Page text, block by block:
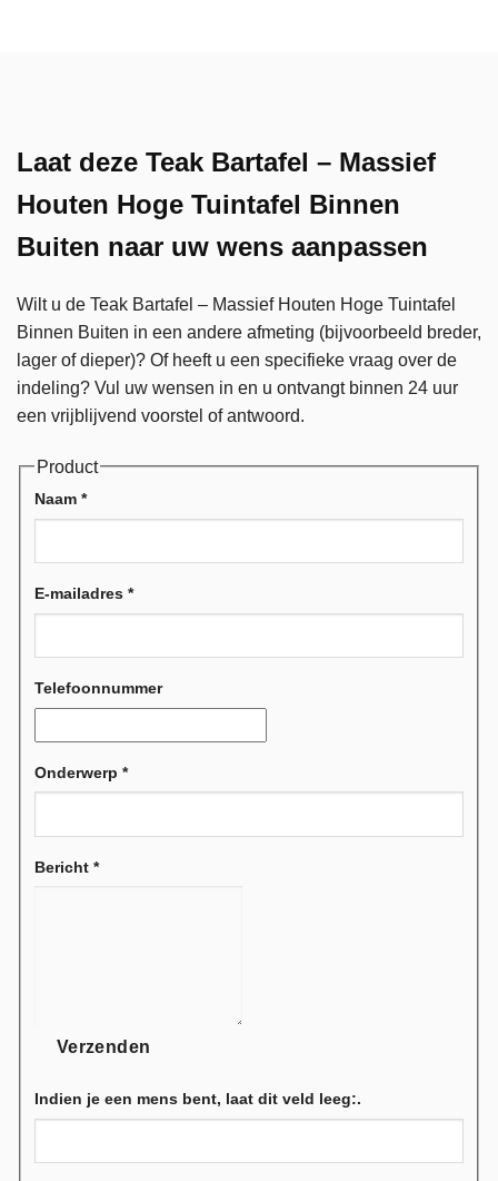
Laat deze Teak Bartafel – Massief
Houten Hoge Tuintafel Binnen
Buiten naar uw wens aanpassen
Wilt u de Teak Bartafel – Massief Houten Hoge Tuintafel
Binnen Buiten in een andere afmeting (bijvoorbeeld breder,
lager of dieper)? Of heeft u een specifieke vraag over de
indeling? Vul uw wensen in en u ontvangt binnen 24 uur
een vrijblijvend voorstel of antwoord.
Product
Naam *
E-mailadres *
Telefoonnummer
Onderwerp *
Bericht *
Verzenden
Indien je een mens bent, laat dit veld leeg:.